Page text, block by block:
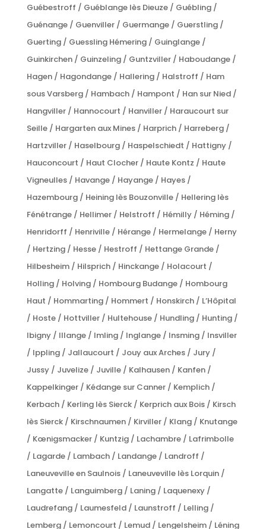
Guébestroff / Guéblange lès Dieuze / Guébling /
Guénange / Guenviller / Guermange / Guerstling /
Guerting / Guessling Hémering / Guinglange /
Guinkirchen / Guinzeling / Guntzviller / Haboudange /
Hagen / Hagondange / Hallering / Halstroff / Ham
sous Varsberg / Hambach / Hampont / Han sur Nied /
Hangviller / Hannocourt / Hanviller / Haraucourt sur
Seille / Hargarten aux Mines / Harprich / Harreberg /
Hartzviller / Haselbourg / Haspelschiedt / Hattigny /
Hauconcourt / Haut Clocher / Haute Kontz / Haute
Vigneulles / Havange / Hayange / Hayes /
Hazembourg / Heining lès Bouzonville / Hellering lès
Fénétrange / Hellimer / Helstroff / Hémilly / Héming /
Henridorff / Henriville / Hérange / Hermelange / Herny
/ Hertzing / Hesse / Hestroff / Hettange Grande /
Hilbesheim / Hilsprich / Hinckange / Holacourt /
Holling / Holving / Hombourg Budange / Hombourg
Haut / Hommarting / Hommert / Honskirch / L’Hôpital
/ Hoste / Hottviller / Hultehouse / Hundling / Hunting /
Ibigny / Illange / Imling / Inglange / Insming / Insviller
/ Ippling / Jallaucourt / Jouy aux Arches / Jury /
Jussy / Juvelize / Juville / Kalhausen / Kanfen /
Kappelkinger / Kédange sur Canner / Kemplich /
Kerbach / Kerling lès Sierck / Kerprich aux Bois / Kirsch
lès Sierck / Kirschnaumen / Kirviller / Klang / Knutange
/ Kœnigsmacker / Kuntzig / Lachambre / Lafrimbolle
/ Lagarde / Lambach / Landange / Landroff /
Laneuveville en Saulnois / Laneuveville lès Lorquin /
Langatte / Languimberg / Laning / Laquenexy /
Laudrefang / Laumesfeld / Launstroff / Lelling /
Lemberg / Lemoncourt / Lemud / Lengelsheim / Léning